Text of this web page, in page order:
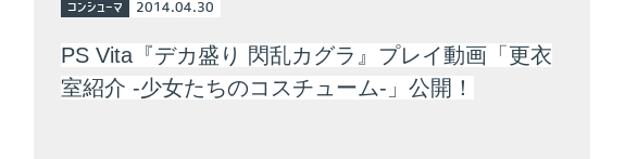
コンシューマ 2014.04.30
PS Vita『デカ盛り 閃乱カグラ』プレイ動画「更衣
室紹介 -少女たちのコスチューム-」公開！